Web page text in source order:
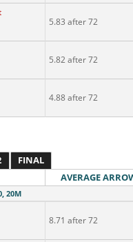
5.83 after 72
5.82 after 72
4.88 after 72
FINAL
AVERAGE
20M
8.71 after 72